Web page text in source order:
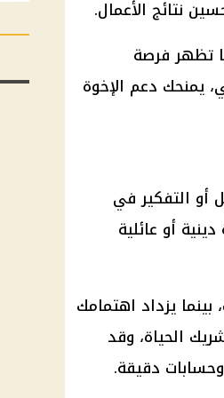
نتائج الأعمال.
تظهر فرصة
يمنحك دعم الإخوة
أو التفكير في
أو عائلية
يزداد اهتمامك
الحياة، وقد
دقيقة.